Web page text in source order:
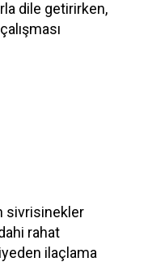
dile getirirken,
sivrisinekler
rahat
ilaçlama